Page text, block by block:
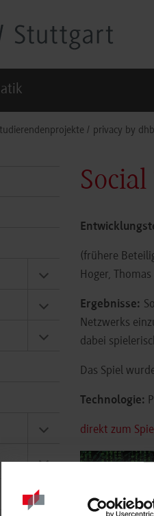
privacy by
(frühere
Hoger,
Ergebnisse:
Netzwerks
dabei
Das Spiel
Technologie:
direkt zum